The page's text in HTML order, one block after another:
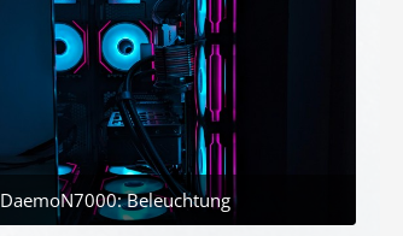
DaemoN7000: Beleuchtung
30. April 2024 um 21:45